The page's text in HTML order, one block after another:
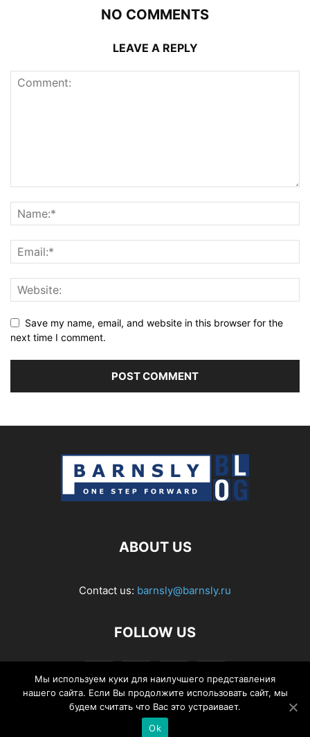
NO COMMENTS
LEAVE A REPLY
Save my name, email, and website in this browser for the
next time I comment.
ABOUT US
Contact us: barnsly@barnsly.ru
FOLLOW US
© Barnsly Sound Org.
Мы используем куки для наилучшего представления
нашего сайта. Если Вы продолжите использовать сайт, мы
будем считать что Вас это устраивает.
Ok